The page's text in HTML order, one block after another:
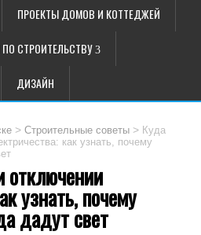
ПРОЕКТЫ ДОМОВ И КОТТЕДЖЕЙ
СТРОИТЕЛЬСТВУ
ДИЗАЙН
>Строительные советы > Куда
как узнать, почему
отключении
узнать, почему
дадут свет